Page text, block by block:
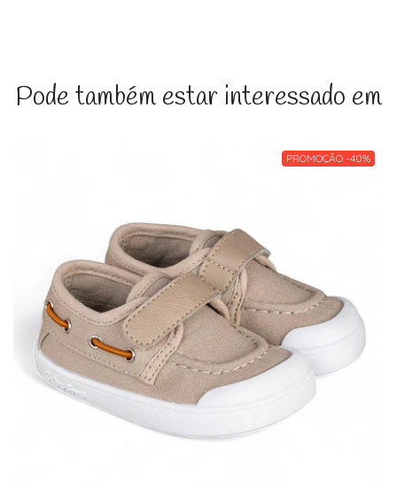
Pode também estar interessado em
PROMOÇÃO -40%